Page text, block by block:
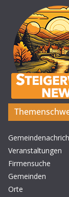
Veranstaltungen
Firmensuche
Gemeinden
Orte